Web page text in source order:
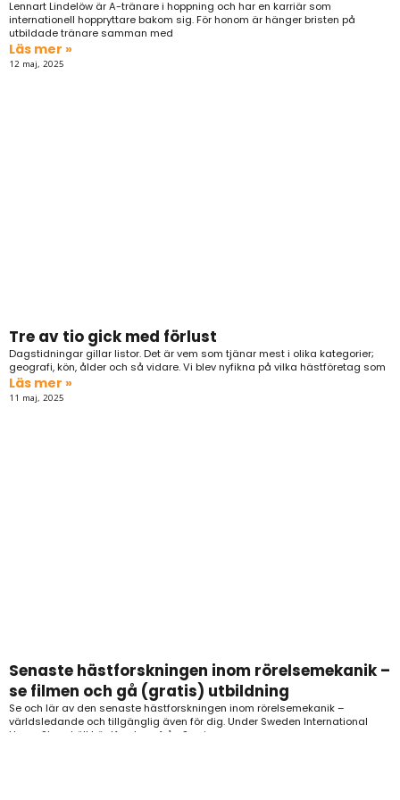
Lennart Lindelöw är A-tränare i hoppning och har en karriär som
internationell hoppryttare bakom sig. För honom är hänger bristen på
utbildade tränare samman med
Läs mer »
12 maj, 2025
Tre av tio gick med förlust
Dagstidningar gillar listor. Det är vem som tjänar mest i olika kategorier;
geografi, kön, ålder och så vidare. Vi blev nyfikna på vilka hästföretag som
Läs mer »
11 maj, 2025
Senaste hästforskningen inom rörelsemekanik –
se filmen och gå (gratis) utbildning
Se och lär av den senaste hästforskningen inom rörelsemekanik –
världsledande och tillgänglig även för dig. Under Sweden International
Horse Show höll hästforskare från Sveriges